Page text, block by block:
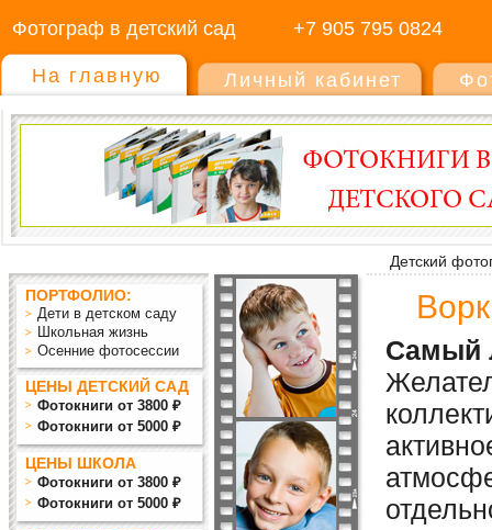
Фотограф в детский сад +7 905 795 0824
На главную Личный кабинет
Детский
ПОРТФОЛИО:
Дети в детском саду
Школьная жизнь
Осенние фотосессии
ЦЕНЫ ДЕТСКИЙ САД
Фотокниги от 3800 ₽
Фотокниги от 5000 ₽
ЦЕНЫ ШКОЛА
Фотокниги от 3800 ₽
Фотокниги от 5000 ₽
Самый